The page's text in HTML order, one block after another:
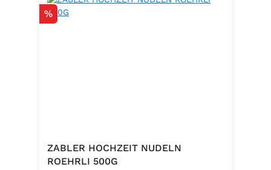
Rabatt
%
ZABLER HOCHZEIT NUDELN
ROEHRLI 500G